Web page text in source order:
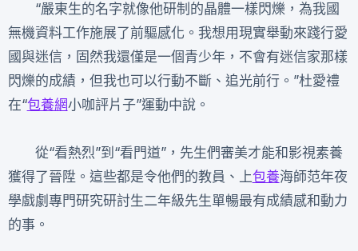
“嚴東生的名字就像他研制的晶體一樣閃爍，為我國
無機資料工作施展了前驅感化。我想用現實舉動來踐行愛
國與迷信，固然我還僅是一個青少年，不會有迷信家那樣
閃爍的成績，但我也可以行動不斷、追光前行。”杜愛禮
在“包養網小咖評片子”運動中說。
從“看熱烈”到“看門道”，先生們審美才能和影視素養
獲得了晉陞。這些都是令他們的教員、上包養海師范年夜
學戲劇專門研究研討生二年級先生單暢最有成績感和動力
的事。